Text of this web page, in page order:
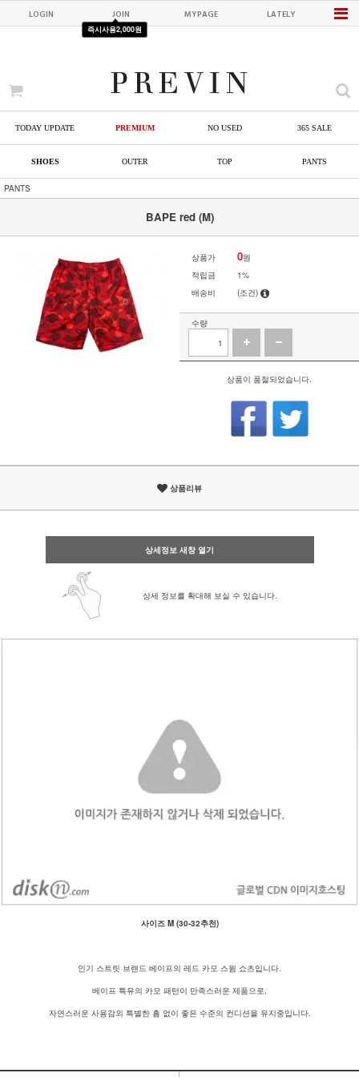
LOGIN JOIN MYPAGE LATELY
즉시사용2,000원
TODAY UPDATE PREMIUM NO USED 365 SALE
SHOES OUTER TOP PANTS
PANTS
BAPE red (M)
상품가 0원
적립금
1%
배송비
(조건)
수량
상품이 품절되었습니다.
상품리뷰
상세정보 새창 열기
상세 정보를 확대해 보실 수 있습니다.
사이즈 M (30-32추천)
인기 스트릿 브랜드 베이프의 레드 카모 스윔 쇼츠입니다.
베이프 특유의 카모 패턴이 만족스러운 제품으로,
자연스러운 사용감외 특별한 흠 없이 좋은 수준의 컨디션을 유지중입니다.